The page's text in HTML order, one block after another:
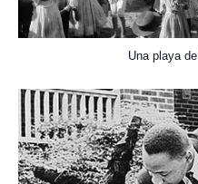
Una playa